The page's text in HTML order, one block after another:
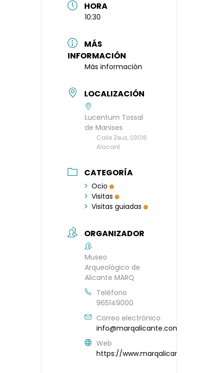
HORA
10:30
MÁS
INFORMACIÓN
Más información
LOCALIZACIÓN
Lucentum Tossal
de Manises
Calle Zeus, 03016
Alacant
CATEGORÍA
Ocio
Visitas
Visitas guiadas
ORGANIZADOR
Museo
Arqueológico de
Alicante MARQ
Teléfono
965149000
Correo electrónico
info@marqalicante.com
Web
https://www.marqalicante.com/